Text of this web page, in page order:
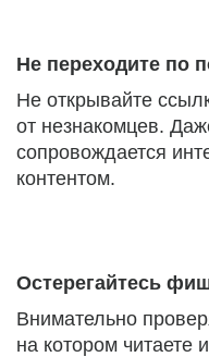
Не переходите по
Не открывайте
от незнакомцев.
сопровождается
контентом.
Остерегайтесь
Внимательно
на котором